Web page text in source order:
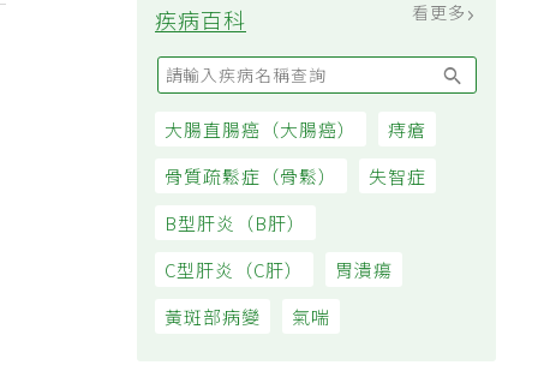
疾病百科 看更多
大腸直腸癌（大腸癌）
痔瘡
骨質疏鬆症（骨鬆）
失智症
B型肝炎（B肝）
C型肝炎（C肝）
黃斑部病變